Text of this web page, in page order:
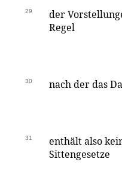
29
der
Regel
30 nach der das
31
enthält also
Sittengesetze